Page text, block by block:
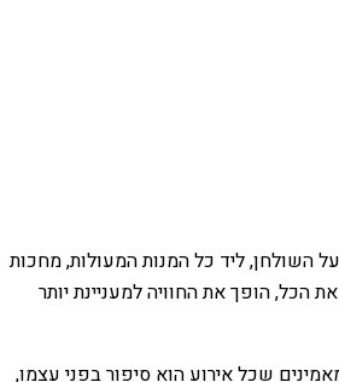
השולחן, ליד כל המנות המעולות, מחכות
הכל, הופך את החוויה למעניינת יותר
שכל אירוע הוא סיפור בפני עצמו,